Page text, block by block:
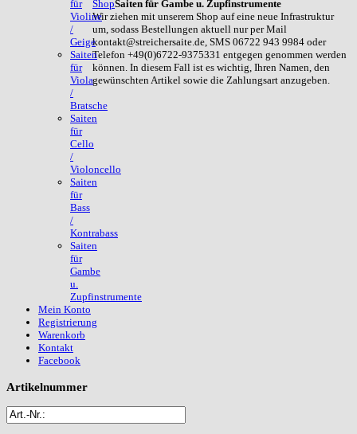
ShopSaiten für Gambe u. Zupfinstrumente
Wir ziehen mit unserem Shop auf eine neue Infrastruktur
um, sodass Bestellungen aktuell nur per Mail
kontakt@streichersaite.de, SMS 06722 943 9984 oder
Telefon +49(0)6722-9375331 entgegen genommen werden
können. In diesem Fall ist es wichtig, Ihren Namen, den
gewünschten Artikel sowie die Zahlungsart anzugeben.
für
Violine
/
Geige
Saiten
für
Viola
/
Bratsche
Saiten
für
Cello
/
Violoncello
Saiten
für
Bass
/
Kontrabass
Saiten
für
Gambe
u.
Zupfinstrumente
Mein Konto
Registrierung
Warenkorb
Kontakt
Facebook
Artikelnummer